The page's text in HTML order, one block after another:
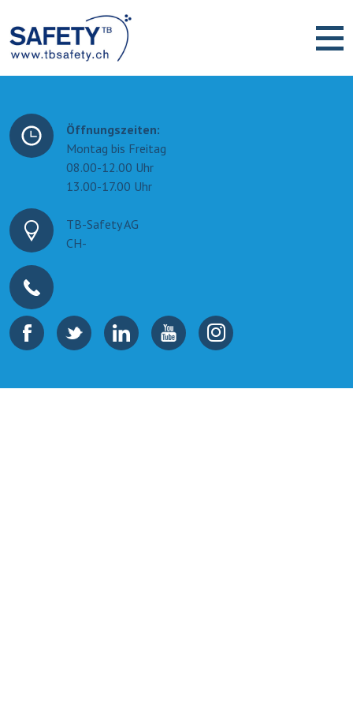
Öffnungszeiten:
Montag bis Freitag
08.00-12.00 Uhr
13.00-17.00 Uhr
TB-Safety AG
CH-